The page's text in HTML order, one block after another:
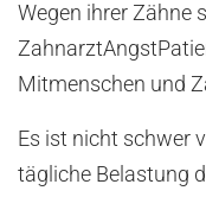
Wegen ihrer Zähne
Mitmenschen und
Es ist nicht schwer
tägliche Belastung